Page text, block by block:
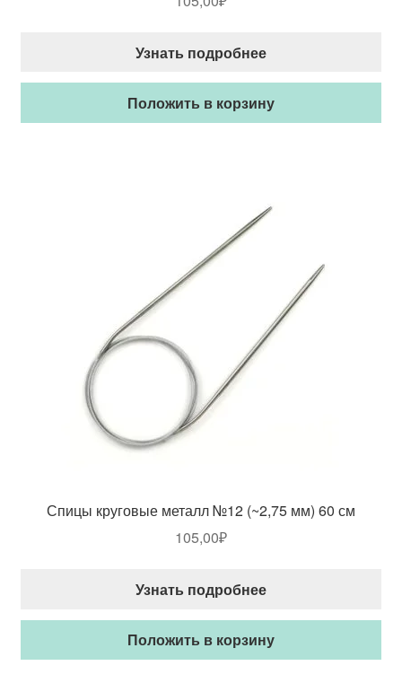
Узнать подробнее
Положить в корзину
Спицы круговые металл №12 (~2,75 мм) 60 см
105,00₽
Узнать подробнее
Положить в корзину